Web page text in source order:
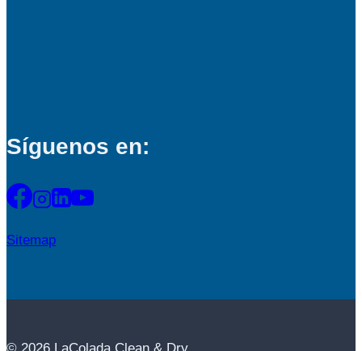
Síguenos en:
Sitemap
© 2026 LaColada Clean & Dry